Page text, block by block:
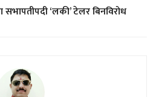
‘लकी’ टेलर बिनविरोध